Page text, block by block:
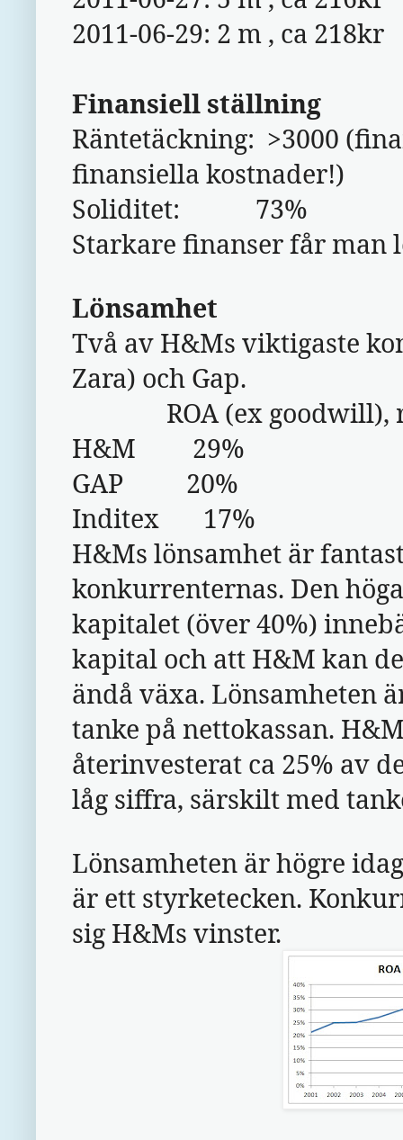
2011-06-29: 2 m , ca 218kr
Finansiell ställning
Räntetäckning: >3000
finansiella kostnader!)
Soliditet: 73%
Starkare finanser får man
Lönsamhet
Två av H&Ms viktigaste
Zara) och Gap.
ROA (ex goodwill),
H&M 29%
GAP 20%
Inditex 17%
H&Ms lönsamhet är
konkurrenternas. Den
kapitalet (över 40%)
kapital och att H&M kan
ändå växa. Lönsamheten
tanke på nettokassan.
återinvesterat ca 25% av
låg siffra, särskilt med
Lönsamheten är högre
är ett styrketecken.
sig H&Ms vinster.